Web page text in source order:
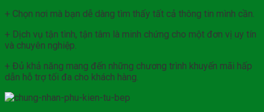
+ Chọn nơi mà bạn dễ dàng tìm thấy tất cả thông tin mình cần.
+ Dịch vụ tận tình, tận tâm là minh chứng cho một đơn vị uy tín
và chuyên nghiệp.
+ Đủ khả năng mang đến những chương trình khuyến mãi hấp
dẫn hỗ trợ tối đa cho khách hàng.